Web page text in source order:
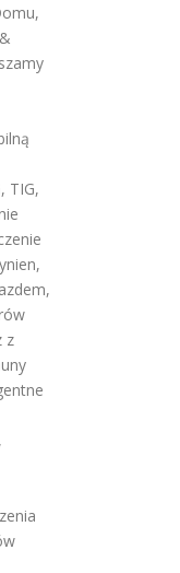
,
TIG,
,
,
z
,